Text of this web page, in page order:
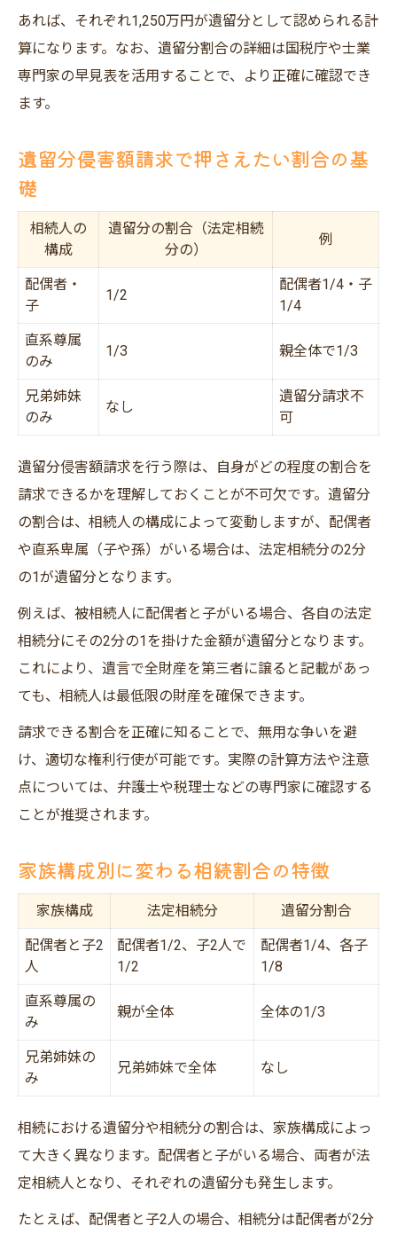
あれば、それぞれ1,250万円が遺留分として認められる計
算になります。なお、遺留分割合の詳細は国税庁や士業
専門家の早見表を活用することで、より正確に確認でき
ます。
遺留分侵害額請求で押さえたい割合の基
礎
相続人の
構成
遺留分の割合（法定相続
分の）
例
配偶者・
子
1/2
配偶者1/4・子
1/4
直系尊属
のみ
1/3 親全体で1/3
兄弟姉妹
のみ
なし
遺留分請求不
可
遺留分侵害額請求を行う際は、自身がどの程度の割合を
請求できるかを理解しておくことが不可欠です。遺留分
の割合は、相続人の構成によって変動しますが、配偶者
や直系卑属（子や孫）がいる場合は、法定相続分の2分
の1が遺留分となります。
例えば、被相続人に配偶者と子がいる場合、各自の法定
相続分にその2分の1を掛けた金額が遺留分となります。
これにより、遺言で全財産を第三者に譲ると記載があっ
ても、相続人は最低限の財産を確保できます。
請求できる割合を正確に知ることで、無用な争いを避
け、適切な権利行使が可能です。実際の計算方法や注意
点については、弁護士や税理士などの専門家に確認する
ことが推奨されます。
家族構成別に変わる相続割合の特徴
家族構成 法定相続分 遺留分割合
配偶者と子2
人
配偶者1/2、子2人で
1/2
配偶者1/4、各子
1/8
直系尊属の
み
親が全体 全体の1/3
兄弟姉妹の
み
兄弟姉妹で全体 なし
相続における遺留分や相続分の割合は、家族構成によっ
て大きく異なります。配偶者と子がいる場合、両者が法
定相続人となり、それぞれの遺留分も発生します。
たとえば、配偶者と子2人の場合、相続分は配偶者が2分